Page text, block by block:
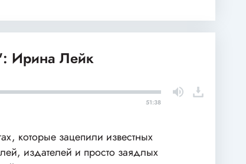
Ирина Лейк
51:38
которые зацепили известных
издателей и просто заядлых